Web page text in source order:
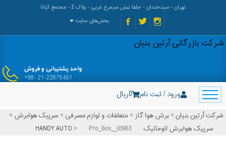
تهران - سیدخندان - جلفا نبش سیمرغ غربی - پلاک 2 - مجتمع کیانا
بخش‌های سایت
شرکت بازرگانی آرتین بنیان
واحد پشتیبانی و فروش
+98- 21-22876451
ورود / ثبت نام 0ریال
شرکت آرتین بنیان> برش هوا گاز > متعلقات و لوازم مصرفی > سرپیک هوابرش >
سرپیک هوابرش اتوماتیک HANDY AUTO
> Pro_Box__03963